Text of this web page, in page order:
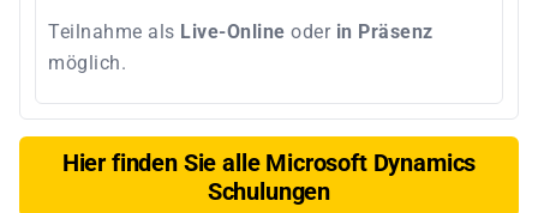
Teilnahme als Live-Online oder in Präsenz
möglich.
Hier finden Sie alle Microsoft Dynamics
Schulungen